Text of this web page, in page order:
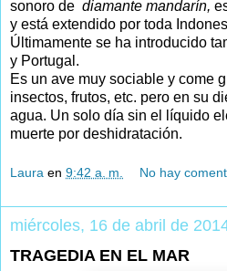
sonoro de diamante mandarín,
y está extendido por toda
Últimamente se ha introducido
y Portugal.
Es un ave muy sociable y come
insectos, frutos, etc. pero en su
agua. Un solo día sin el líquido
muerte por deshidratación.
Laura en 9:42 a. m. No hay
miércoles, 16 de abril de
TRAGEDIA EN EL MAR